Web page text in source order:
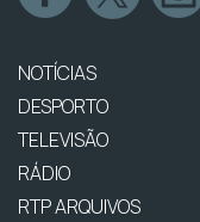
NOTÍCIAS
DESPORTO
TELEVISÃO
RÁDIO
RTP ARQUIVOS